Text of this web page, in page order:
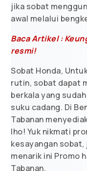
jika sobat
awal melalui
Baca Artikel :
resmi!
Sobat Honda,
rutin, sobat dapat
berkala yang
suku cadang. Di
Tabanan
lho! Yuk nikmati
kesayangan
menarik ini Promo
Tabanan.